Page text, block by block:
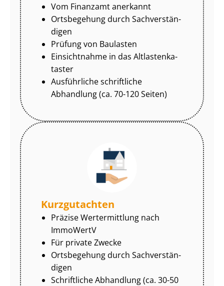
Vom Finanzamt anerkannt
Ortsbegehung durch Sach­ver­stän­
di­gen
Prüfung von Baulasten
Einsichtnahme in das Alt­las­ten­ka­
tas­ter
Ausführliche schriftliche
Abhandlung (ca. 70-120 Seiten)
Kurzgutachten
Präzise Wertermittlung nach
ImmoWertV
Für private Zwecke
Ortsbegehung durch Sach­ver­stän­
di­gen
Schriftliche Abhandlung (ca. 30-50